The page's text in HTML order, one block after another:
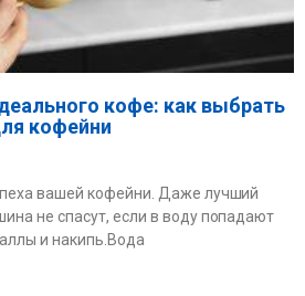
кофе: как выбрать
кофейни
вашей кофейни. Даже лучший
не спасут, если в воду попадают
и накипь.Вода